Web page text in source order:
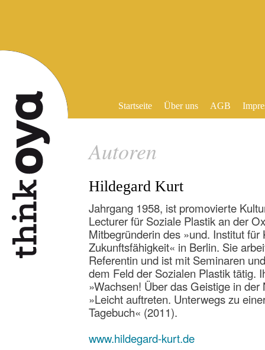
Startseite Über uns AGB
Autoren
Hildegard Kurt
Jahrgang 1958, ist promovierte
Lecturer für Soziale Plastik an der
Mitbegründerin des »und. Institut für
Zukunftsfähigkeit« in Berlin. Sie
Referentin und ist mit Seminaren
dem Feld der Sozialen Plastik tätig.
»Wachsen! Über das Geis­tige in
»Leicht auftreten. Unterwegs zu
Tagebuch« (2011).
www.hildegard-kurt.de